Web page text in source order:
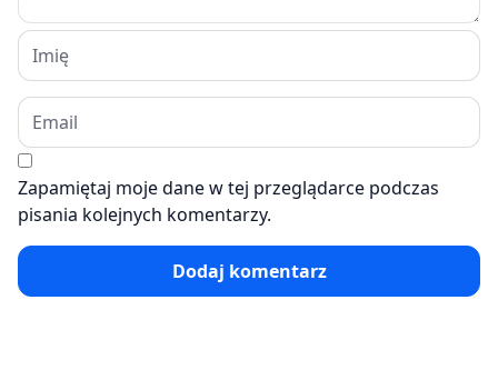
Zapamiętaj moje dane w tej przeglądarce podczas
pisania kolejnych komentarzy.
Dodaj komentarz